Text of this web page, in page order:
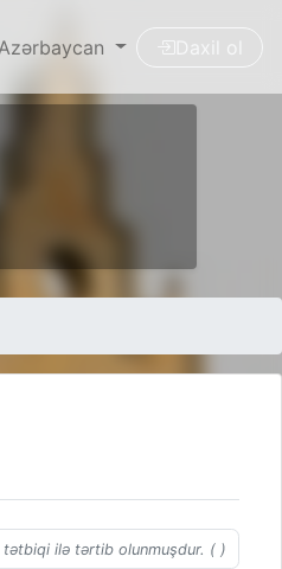
Daxil ol
tətbiqi ilə tərtib olunmuşdur. ( )